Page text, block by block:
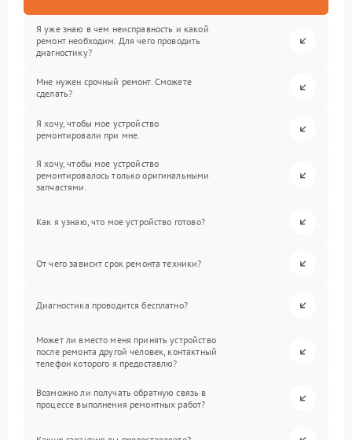
Я уже знаю в чем неисправность и какой
ремонт необходим. Для чего проводить
диагностику?
Мне нужен срочный ремонт. Сможете
сделать?
Я хочу, чтобы мое устройство
ремонтировали при мне.
Я хочу, чтобы мое устройство
ремонтировалось только оригинальными
запчастями.
Как я узнаю, что мое устройство готово?
От чего зависит срок ремонта техники?
Диагностика проводится бесплатно?
Может ли вместо меня принять устройство
после ремонта другой человек, контактный
телефон которого я предоставлю?
Возможно ли получать обратную связь в
процессе выполнения ремонтных работ?